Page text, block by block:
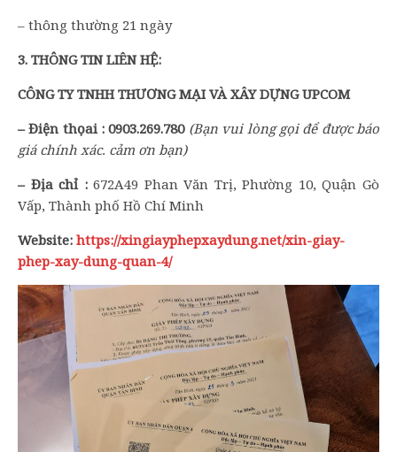
– thông thường 21 ngày
3. THÔNG TIN LIÊN HỆ:
CÔNG TY TNHH THƯƠNG MẠI VÀ XÂY DỰNG UPCOM
– Điện thọai : 0903.269.780 (Bạnvui lònggọi để được báo
giá chính xác. cảm ơn bạn)
– Địa chỉ :672A49 Phan Văn Trị, Phường 10, Quận Gò
Vấp, Thành phố Hồ Chí Minh
Website: https://xingiayphepxaydung.net/xin-giay-
phep-xay-dung-quan-4/